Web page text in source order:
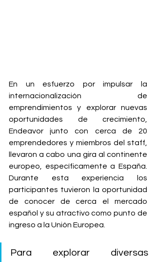
En un esfuerzo por impulsar la
internacionalización de
emprendimientos y explorar nuevas
oportunidades de crecimiento,
Endeavor junto con cerca de 20
emprendedores y miembros del staff,
llevaron a cabo una gira al continente
europeo, específicamente a España.
Durante esta experiencia los
participantes tuvieron la oportunidad
de conocer de cerca el mercado
español y su atractivo como punto de
ingreso a la Unión Europea.
Para explorar diversas